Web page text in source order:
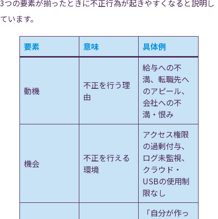
3つの要素が揃ったときに不正行為が起きやすくなると説明し
ています。
要素 意味 具体例
動機
不正を行う理
由
給与への不
満、転職先へ
のアピール、
会社への不
満・恨み
機会
不正を行える
環境
アクセス権限
の過剰付与、
ログ未監視、
クラウド・
USBの使用制
限なし
「自分が作っ